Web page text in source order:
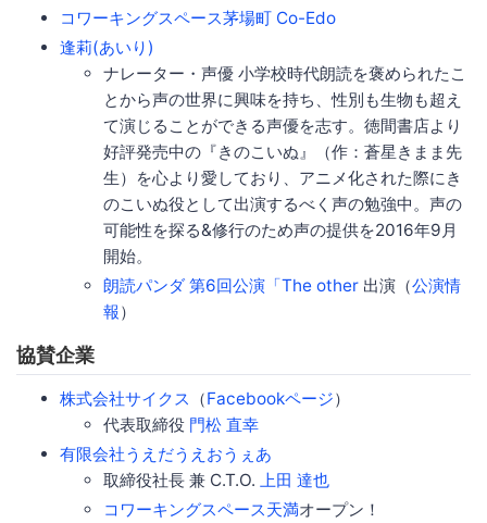
コワーキングスペース茅場町 Co-Edo
逢莉(あいり)
ナレーター・声優 小学校時代朗読を褒められたこ
とから声の世界に興味を持ち、性別も生物も超え
て演じることができる声優を志す。徳間書店より
好評発売中の『きのこいぬ』（作：蒼星きまま先
生）を心より愛しており、アニメ化された際にき
のこいぬ役として出演するべく声の勉強中。声の
可能性を探る&修行のため声の提供を2016年9月
開始。
朗読パンダ 第6回公演「The other 出演（公演情
報）
協賛企業
株式会社サイクス （Facebookページ）
代表取締役 門松 直幸
有限会社うえだうえおうぇあ
取締役社長 兼 C.T.O. 上田 達也
コワーキングスペース天満オープン！